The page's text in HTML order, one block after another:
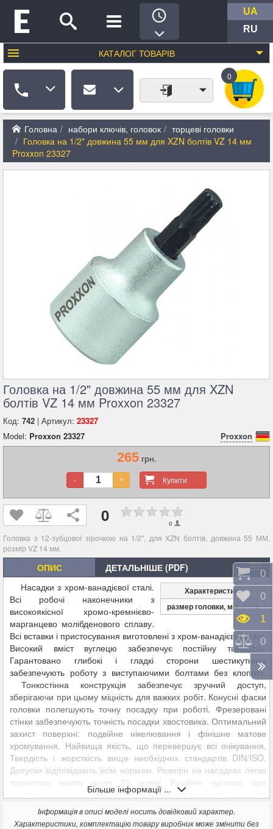
UA
RU
КАТАЛОГ ТОВАРІВ
0
Головна набори ключів, головок
торцеві головки
Головка на 1/2" довжина 55 мм для XZN болтів VZ 14 мм
Proxxon 23327
Головка на 1/2" довжина 55 мм для XZN
болтів VZ 14 мм Proxxon 23327
Код: 742 | Артикул: 23327
Model: Proxxon 23327 Proxxon
265грн.
Купити
- +
0 0
Головка з 12-зубцової зірочкою на 1/2", для XZN болтів, довжина 55 ММ,
розмір VZ 14 мм.
ОПИС ДЕТАЛЬНІШЕ (PDF)
Характеристики
размер головки, мм
14
Насадки з хром-ванадієвої сталі.
Всі робочі наконечники з
високоякісної хромо-кремнієво-
марганцево молібденового сплаву.
Всі вставки і пристосування виготовлені з хром-ванадієвої сталі.
Високий вміст вуглецю забезпечує постійну твердість.
Гарантовано глибокі і гладкі сторони шестикутника
забезпечують роботу з виступаючими болтами без клопоту.
Тонкостінна конструкція забезпечує зручний доступ,
зберігаючи при цьому міцність для важких робіт. Конусні фаски
головки полегшують точну посадку при роботі. Фрезеровані
стінки забезпечують точність посадки хвостовика. Оптимальний
захист поверхні: подвійне нікелювання і фінішне матове
хромування. Найвища якість, що перевершує всі очікування.
Твердість і жорсткість вище необхідних стандартів DIN/ISO.
Допуски відповідають всім нормам. Розміри на насадках легко
прочитати навіть після 20 років! Рушійне зусилля при
закручуванні передається на межі гайки або болта, а не на
кути. Це дає можливість великої сили затягування при тому, що
кути гайки або болта залишаються непошкодженими.
Більше інформації ...
Інформація в описі моделі носить довідковий характер.
Характеристики, комплектацію товару виробник може змінити без
0
0
1
0